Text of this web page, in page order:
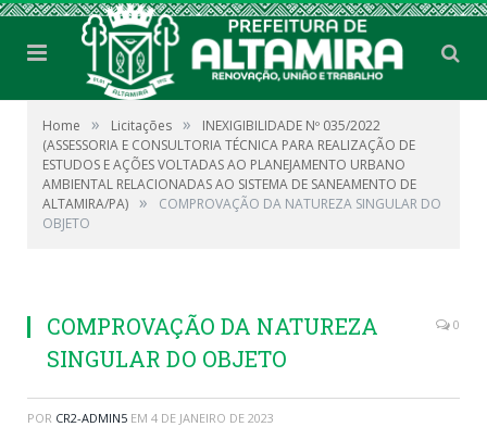
Home » Licitações »
INEXIGIBILIDADE Nº 035/2022
(ASSESSORIA E CONSULTORIA TÉCNICA PARA REALIZAÇÃO DE
ESTUDOS E AÇÕES VOLTADAS AO PLANEJAMENTO URBANO
AMBIENTAL RELACIONADAS AO SISTEMA DE SANEAMENTO DE
ALTAMIRA/PA) »
COMPROVAÇÃO DA NATUREZA SINGULAR DO
OBJETO
COMPROVAÇÃO DA NATUREZA
SINGULAR DO OBJETO
0
POR CR2-ADMIN5 EM 4 DE JANEIRO DE 2023